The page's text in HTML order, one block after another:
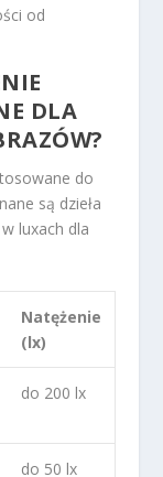
od
DLA
do
są dzieła
luxach dla
Natężenie
(lx)
do 200 lx
do 50 lx